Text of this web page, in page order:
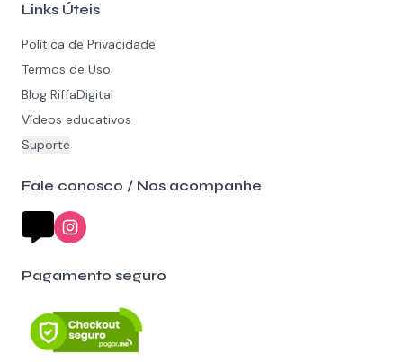
Links Úteis
Política de Privacidade
Termos de Uso
Blog RiffaDigital
Vídeos educativos
Suporte
Fale conosco / Nos acompanhe
Pagamento seguro